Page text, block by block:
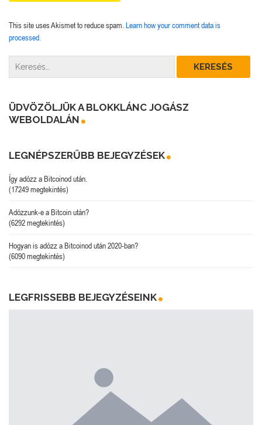
This site uses Akismet to reduce spam. Learn how your comment data is
processed.
ÜDVÖZÖLJÜK A BLOKKLÁNC JOGÁSZ
WEBOLDALÁN
LEGNÉPSZERŰBB BEJEGYZÉSEK
Így adózz a Bitcoinod után.
(17249 megtekintés)
Adózzunk-e a Bitcoin után?
(6292 megtekintés)
Hogyan is adózz a Bitcoinod után 2020-ban?
(6090 megtekintés)
LEGFRISSEBB BEJEGYZÉSEINK